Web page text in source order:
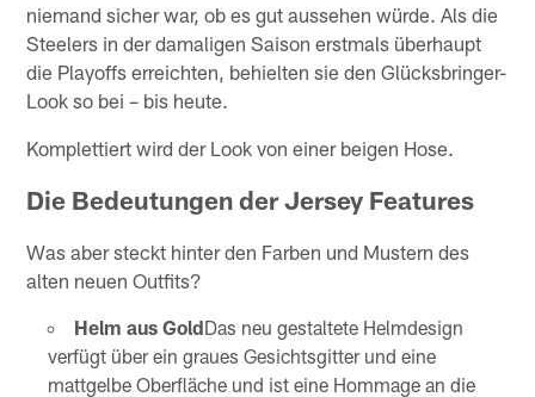
niemand sicher war, ob es gut aussehen würde. Als die
Steelers in der damaligen Saison erstmals überhaupt
die Playoffs erreichten, behielten sie den Glücksbringer-
Look so bei – bis heute.
Komplettiert wird der Look von einer beigen Hose.
Die Bedeutungen der Jersey Features
Was aber steckt hinter den Farben und Mustern des
alten neuen Outfits?
Helm aus GoldDas neu gestaltete Helmdesign
verfügt über ein graues Gesichtsgitter und eine
mattgelbe Oberfläche und ist eine Hommage an die